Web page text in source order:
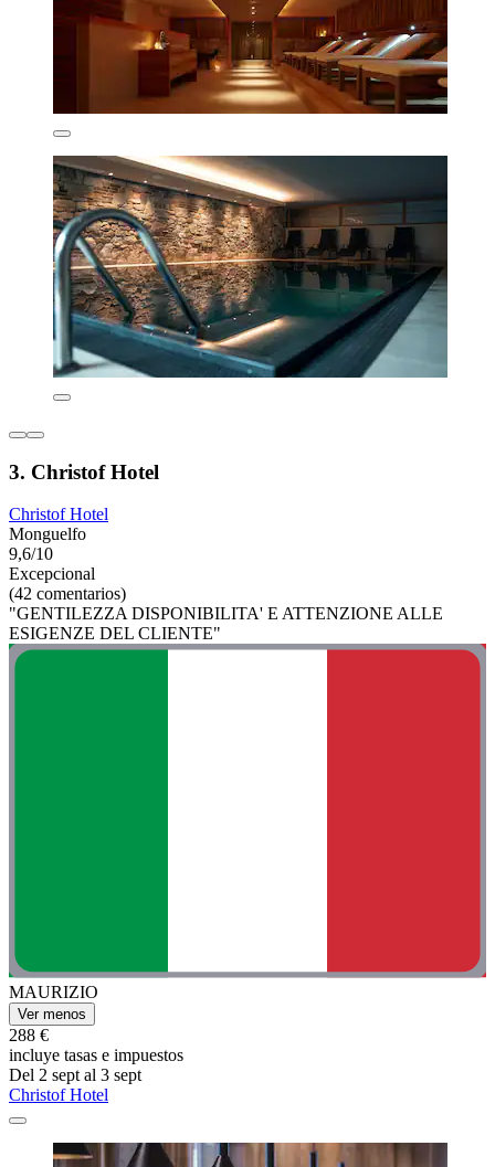
3. Christof Hotel
Christof Hotel
Monguelfo
9,6/10
Excepcional
(42 comentarios)
"GENTILEZZA DISPONIBILITA' E ATTENZIONE ALLE
ESIGENZE DEL CLIENTE"
MAURIZIO
Ver menos
288 €
incluye tasas e impuestos
Del 2 sept al 3 sept
Christof Hotel